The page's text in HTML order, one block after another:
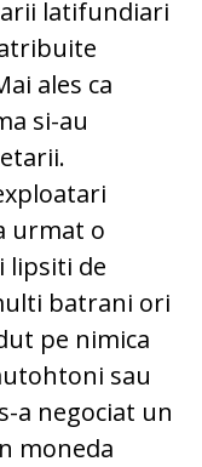
latifundiari
ales ca
si-au
urmat o
lipsiti de
batrani ori
pe nimica
sau
a negociat un
moneda